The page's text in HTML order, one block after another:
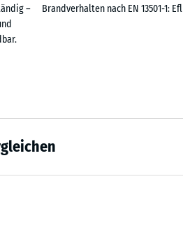
–
Brandverhalten nach EN 13501-1: Efl